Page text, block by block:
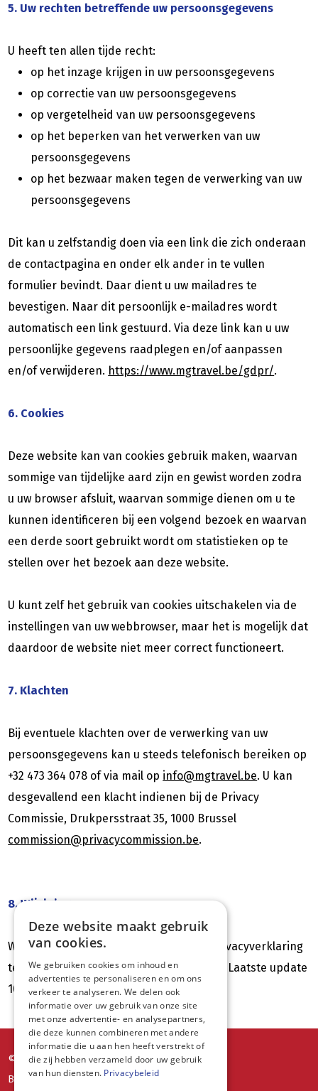
5. Uw rechten betreffende uw persoonsgegevens
U heeft ten allen tijde recht:
op het inzage krijgen in uw persoonsgegevens
op correctie van uw persoonsgegevens
op vergetelheid van uw persoonsgegevens
op het beperken van het verwerken van uw
persoonsgegevens
op het bezwaar maken tegen de verwerking van uw
persoonsgegevens
Dit kan u zelfstandig doen via een link die zich onderaan
de contactpagina en onder elk ander in te vullen
formulier bevindt. Daar dient u uw mailadres te
bevestigen. Naar dit persoonlijk e-mailadres wordt
automatisch een link gestuurd. Via deze link kan u uw
persoonlijke gegevens raadplegen en/of aanpassen
en/of verwijderen. https://www.mgtravel.be/gdpr/.
6. Cookies
Deze website kan van cookies gebruik maken, waarvan
sommige van tijdelijke aard zijn en gewist worden zodra
u uw browser afsluit, waarvan sommige dienen om u te
kunnen identificeren bij een volgend bezoek en waarvan
een derde soort gebruikt wordt om statistieken op te
stellen over het bezoek aan deze website.
U kunt zelf het gebruik van cookies uitschakelen via de
instellingen van uw webbrowser, maar het is mogelijk dat
daardoor de website niet meer correct functioneert.
7. Klachten
Bij eventuele klachten over de verwerking van uw
persoonsgegevens kan u steeds telefonisch bereiken op
+32 473 364 078 of via mail op info@mgtravel.be. U kan
desgevallend een klacht indienen bij de Privacy
Commissie, Drukpersstraat 35, 1000 Brussel
commission@privacycommission.be.
8. Wijzigingen
Wij behouden ons het recht voor deze privacyverklaring
te wijzigen zonder nadere kennisgeving. (Laatste update
10/07/2025).
© MG Travel
Boordekens 23
Deze website maakt gebruik
van cookies.
We gebruiken cookies om inhoud en
advertenties te personaliseren en om ons
verkeer te analyseren. We delen ook
informatie over uw gebruik van onze site
met onze advertentie- en analysepartners,
die deze kunnen combineren met andere
informatie die u aan hen heeft verstrekt of
die zij hebben verzameld door uw gebruik
van hun diensten. Privacybeleid